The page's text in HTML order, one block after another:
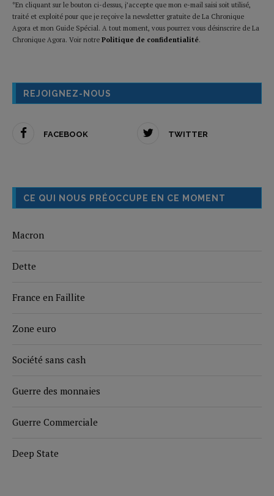
*En cliquant sur le bouton ci-dessus, j’accepte que mon e-mail saisi soit utilisé,
traité et exploité pour que je reçoive la newsletter gratuite de La Chronique
Agora et mon Guide Spécial. A tout moment, vous pourrez vous désinscrire de La
Chronique Agora. Voir notre Politique de confidentialité.
REJOIGNEZ-NOUS
FACEBOOK TWITTER
CE QUI NOUS PRÉOCCUPE EN CE MOMENT
Macron
Dette
France en Faillite
Zone euro
Société sans cash
Guerre des monnaies
Guerre Commerciale
Deep State